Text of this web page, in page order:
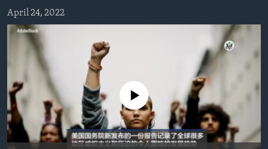
main
Navigation
to
Search
REGIONS
AFRICA
AMERICAS
EUROPE
MIDDLE EAST
TOPICS
HUMAN RIGHTS
SECURITY AND DEFENSE
AID AND DEVELOPMENT
DEMOCRACY AND GOVERNANCE
ECONOMY AND TRADE
ARCHIVE
ABOUT US
FOLLOW US
April 24, 2022
No media source currently available